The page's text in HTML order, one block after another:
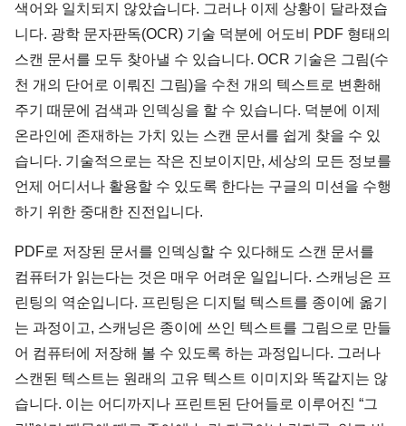
색어와 일치되지 않았습니다. 그러나 이제 상황이 달라졌습
니다. 광학 문자판독(OCR) 기술 덕분에 어도비 PDF 형태의
스캔 문서를 모두 찾아낼 수 있습니다. OCR 기술은 그림(수
천 개의 단어로 이뤄진 그림)을 수천 개의 텍스트로 변환해
주기 때문에 검색과 인덱싱을 할 수 있습니다. 덕분에 이제
온라인에 존재하는 가치 있는 스캔 문서를 쉽게 찾을 수 있
습니다. 기술적으로는 작은 진보이지만, 세상의 모든 정보를
언제 어디서나 활용할 수 있도록 한다는 구글의 미션을 수행
하기 위한 중대한 진전입니다.
PDF로 저장된 문서를 인덱싱할 수 있다해도 스캔 문서를
컴퓨터가 읽는다는 것은 매우 어려운 일입니다. 스캐닝은 프
린팅의 역순입니다. 프린팅은 디지털 텍스트를 종이에 옮기
는 과정이고, 스캐닝은 종이에 쓰인 텍스트를 그림으로 만들
어 컴퓨터에 저장해 볼 수 있도록 하는 과정입니다. 그러나
스캔된 텍스트는 원래의 고유 텍스트 이미지와 똑같지는 않
습니다. 이는 어디까지나 프린트된 단어들로 이루어진 “그